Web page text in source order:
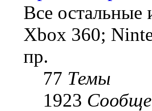
Все остальные
Xbox 360;
пр.
77 Темы
1923